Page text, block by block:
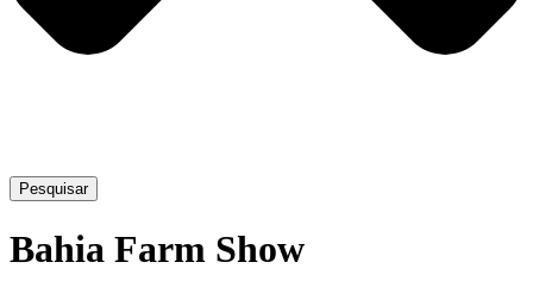
Pesquisar
Bahia Farm Show